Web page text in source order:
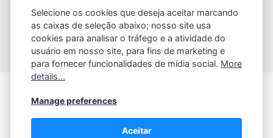
Continue reading...
Selecione os cookies que deseja aceitar marcando
as caixas de seleção abaixo; nosso site usa
cookies para analisar o tráfego e a atividade do
usuário em nosso site, para fins de marketing e
para fornecer funcionalidades de mídia social. More
details...
Manage preferences
Aceitar